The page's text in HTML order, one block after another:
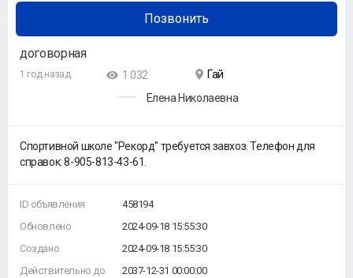
Позвонить
договорная
1 год назад 1 032
Гай
Елена Николаевна
Спортивной школе "Рекорд" требуется завхоз. Телефон для
справок: 8-905-813-43-61.
ID объявления
Обновлено
Создано
Действительно до
458194
2024-09-18 15:55:30
2024-09-18 15:55:30
2037-12-31 00:00:00